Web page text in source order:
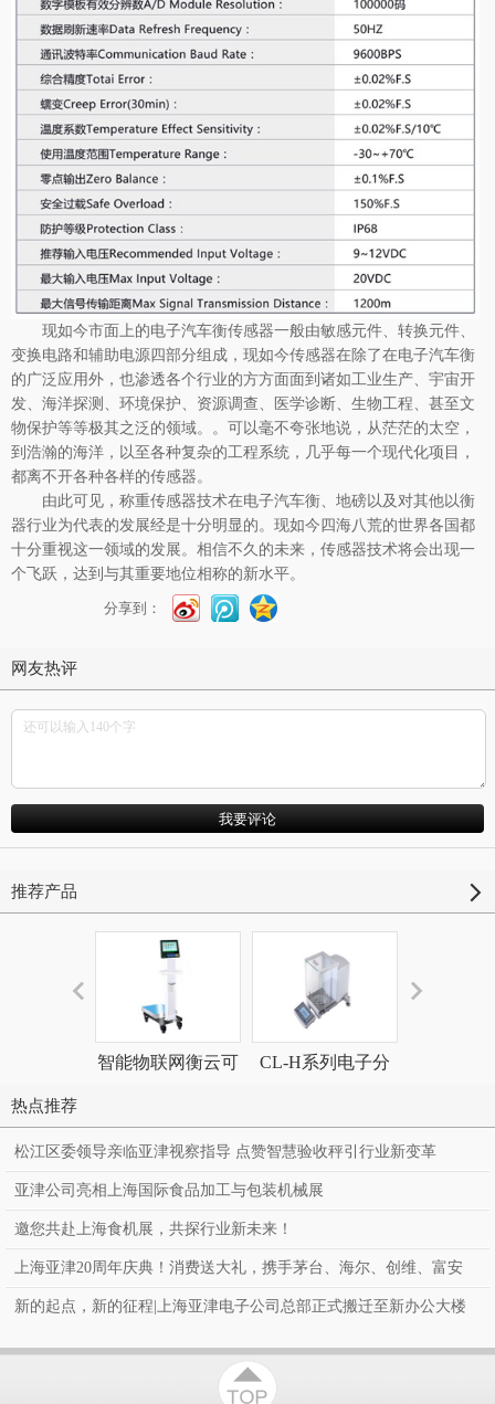
现如今市面上的电子汽车衡传感器一般由敏感元件、转换元件、
变换电路和辅助电源四部分组成，现如今传感器在除了在电子汽车衡
的广泛应用外，也渗透各个行业的方方面面到诸如工业生产、宇宙开
发、海洋探测、环境保护、资源调查、医学诊断、生物工程、甚至文
物保护等等极其之泛的领域。。可以毫不夸张地说，从茫茫的太空，
到浩瀚的海洋，以至各种复杂的工程系统，几乎每一个现代化项目，
都离不开各种各样的传感器。
由此可见， 称重传感器技术在电子汽车衡、地磅以及对其他以衡
器行业为代表的发展经是十分明显的。现如今四海八荒的世界各国都
十分重视这一领域的发展。相信不久的未来，传感器技术将会出现一
个飞跃，达到与其重要地位相称的新水平。
分享到：
网友热评
推荐产品
智能物联网衡云可 CL-H系列电子分
热点推荐
松江区委领导亲临亚津视察指导 点赞智慧验收秤引行业新变革
亚津公司亮相上海国际食品加工与包装机械展
邀您共赴上海食机展，共探行业新未来！
上海亚津20周年庆典！消费送大礼，携手茅台、海尔、创维、富安
娜、罗莱、百万豪礼送到家！
新的起点，新的征程|上海亚津电子公司总部正式搬迁至新办公大楼